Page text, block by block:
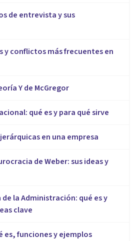
de entrevista y sus
y conflictos más frecuentes en
Y de McGregor
qué es y para qué sirve
en una empresa
de Weber: sus ideas y
de la Administración: qué es y
clave
es, funciones y ejemplos